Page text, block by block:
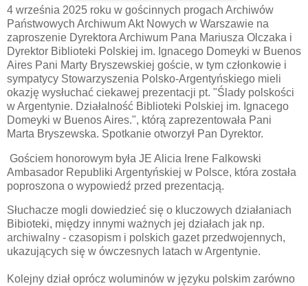
4 września 2025 roku w gościnnych progach Archiwów
Państwowych Archiwum Akt Nowych w Warszawie na
zaproszenie Dyrektora Archiwum Pana Mariusza Olczaka i
Dyrektor Biblioteki Polskiej im. Ignacego Domeyki w Buenos
Aires Pani Marty Bryszewskiej goście, w tym członkowie i
sympatycy Stowarzyszenia Polsko-Argentyńskiego mieli
okazję wysłuchać ciekawej prezentacji pt. "Ślady polskości
w Argentynie. Działalność Biblioteki Polskiej im. Ignacego
Domeyki w Buenos Aires.", którą zaprezentowała Pani
Marta Bryszewska. Spotkanie otworzył Pan Dyrektor.
Gościem honorowym była JE Alicia Irene Falkowski
Ambasador Republiki Argentyńskiej w Polsce, która została
poproszona o wypowiedź przed prezentacją.
Słuchacze mogli dowiedzieć się o kluczowych działaniach
Bibioteki, między innymi ważnych jej działach jak np.
archiwalny - czasopism i polskich gazet przedwojennych,
ukazujących się w ówczesnych latach w Argentynie.
Kolejny dział oprócz woluminów w języku polskim zarówno